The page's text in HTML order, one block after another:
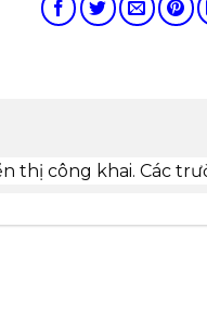
thị công khai. Các